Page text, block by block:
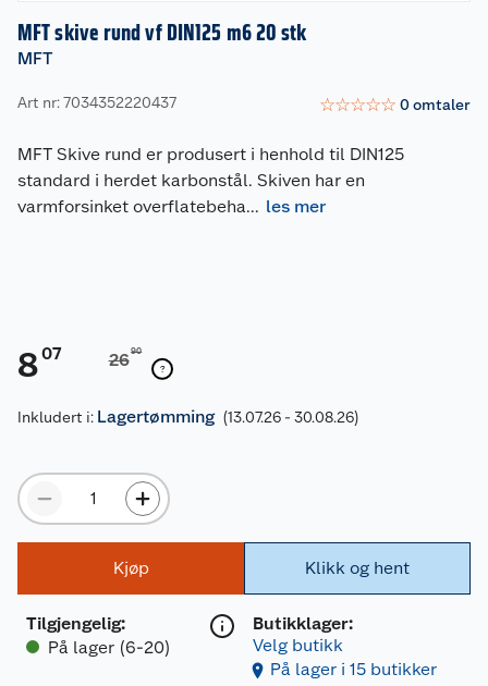
MFT skive rund vf DIN125 m6 20 stk
MFT
Art nr: 7034352220437 ☆☆☆☆☆ 0omtaler
MFT Skive rund er produsert i henhold til DIN125
standard i herdet karbonstål. Skiven har en
varmforsinket overflatebeha... les mer
807 2690
Inkludert i: Lagertømming (13.07.26 - 30.08.26)
Kjøp
Tilgjengelig:
På lager (6-20)
Klikk og hent
Butikklager:
Velg butikk
På lager i 15 butikker